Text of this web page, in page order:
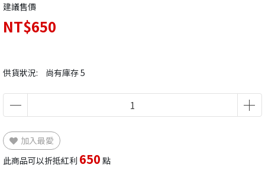
建議售價
NT$650
供貨狀況: 尚有庫存 5
加入最愛
此商品可以折抵紅利 650 點